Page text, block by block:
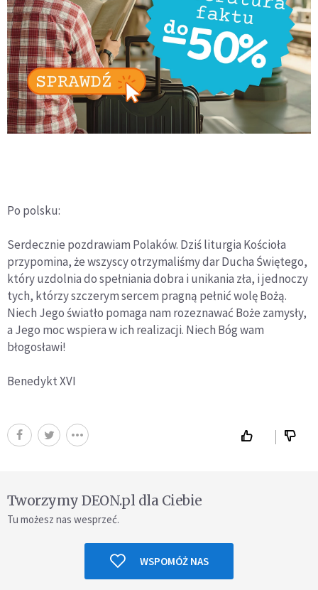
Po polsku:
Serdecznie pozdrawiam Polaków. Dziś liturgia Kościoła
przypomina, że wszyscy otrzymaliśmy dar Ducha Świętego,
który uzdolnia do spełniania dobra i unikania zła, i jednoczy
tych, którzy szczerym sercem pragną pełnić wolę Bożą.
Niech Jego światło pomaga nam rozeznawać Boże zamysły,
a Jego moc wspiera w ich realizacji. Niech Bóg wam
błogosławi!
Benedykt XVI
Tworzymy DEON.pl dla Ciebie
Tu możesz nas wesprzeć.
WSPOMÓŻ NAS